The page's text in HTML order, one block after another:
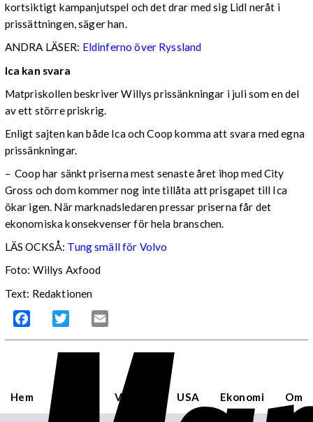
kortsiktigt kampanjutspel och det drar med sig Lidl neråt i
prissättningen, säger han.
ANDRA LÄSER: Eldinferno över Ryssland
Ica kan svara
Matpriskollen beskriver Willys prissänkningar i juli som en del
av ett större priskrig.
Enligt sajten kan både Ica och Coop komma att svara med egna
prissänkningar.
– Coop har sänkt priserna mest senaste året ihop med City
Gross och dom kommer nog inte tillåta att prisgapet till Ica
ökar igen. När marknadsledaren pressar priserna får det
ekonomiska konsekvenser för hela branschen.
LÄS OCKSÅ: Tung smäll för Volvo
Foto: Willys Axfood
Text: Redaktionen
Facebook Twitter
Hem Världen USA Ekonomi Om